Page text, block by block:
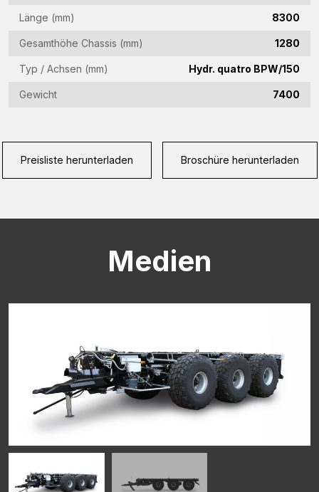
Länge (mm) 8300
Gesamthöhe Chassis (mm) 1280
Typ / Achsen (mm) Hydr. quatro BPW/150
Gewicht 7400
Preisliste herunterladen Broschüre herunterladen
Medien
(Required)
Woonplaats
(Required)
(Required)